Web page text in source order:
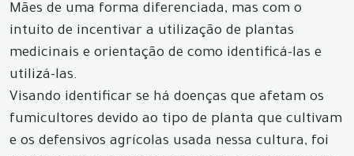
Mães de uma forma diferenciada, mas com o
intuito de incentivar a utilização de plantas
medicinais e orientação de como identificá-las e
utilizá-las.
Visando identificar se há doenças que afetam os
fumicultores devido ao tipo de planta que cultivam
e os defensivos agrícolas usada nessa cultura, foi